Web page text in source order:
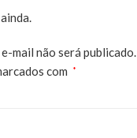
mail não será publicado.
com
*